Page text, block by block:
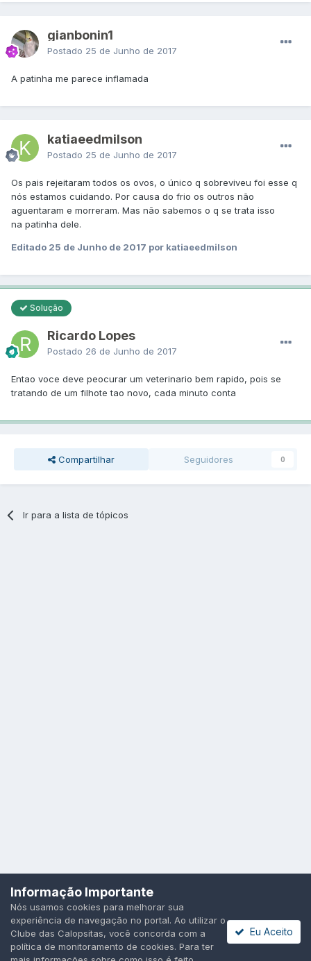
gianbonin1
Postado 25 de Junho de 2017
A patinha me parece inflamada
katiaeedmilson
Postado 25 de Junho de 2017
Os pais rejeitaram todos os ovos, o único q sobreviveu foi esse q
nós estamos cuidando. Por causa do frio os outros não
aguentaram e morreram. Mas não sabemos o q se trata isso
na patinha dele.
Editado 25 de Junho de 2017 por katiaeedmilson
Solução
Ricardo Lopes
Postado 26 de Junho de 2017
Entao voce deve peocurar um veterinario bem rapido, pois se
tratando de um filhote tao novo, cada minuto conta
Compartilhar Seguidores 0
Ir para a lista de tópicos
Idioma Política de Privacidade
Todos os direitos reservados.
Powered by Invision Community
Informação Importante
Nós usamos cookies para melhorar sua
experiência de navegação no portal. Ao utilizar o
Clube das Calopsitas, você concorda com a
política de monitoramento de cookies. Para ter
Eu Aceito